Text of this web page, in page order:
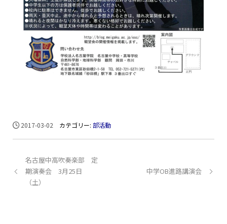
2017-03-02 カテゴリー:部活動
名古屋中高吹奏楽部 定
期演奏会 3月25日
（土）
中学OB進路講演会